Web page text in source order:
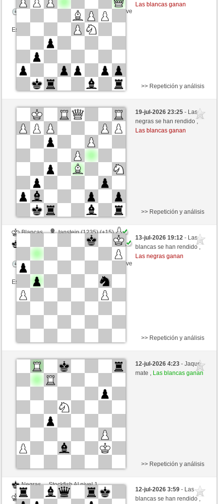
Tiempo: 9 minutes/side + 8 seconds/move
Esta partida es por puntos
Las blancas ganan
Blancas
polsenz (1464) (+6)
Negras
Picchio73 (1200) (-6)
Tiempo: 4 minutes/side + 5 seconds/move
Esta partida es por puntos
>> Repetición y análisis
19-jul-2026 23:25- Las
negras se han rendido ,
Las blancas ganan
Blancas
tanstein (1235) (+15)
Picchio73 (1215) (-15)
Tiempo: 4 minutes/side + 5 seconds/move
Esta partida es por puntos
>> Repetición y análisis
13-jul-2026 19:12- Las
blancas se han rendido ,
Las negras ganan
Negras
tanstein (1306) (+12)
Blancas
Picchio73 (1227) (-12)
Tiempo: 4 minutes/side + 5 seconds/move
Esta partida es por puntos
>> Repetición y análisis
12-jul-2026 4:23- Jaque
mate , Las blancas ganan
Negras
Stockfish AI nivel 1
Blancas
Picchio73 (1227)
>> Repetición y análisis
12-jul-2026 3:59- Las
blancas se han rendido ,